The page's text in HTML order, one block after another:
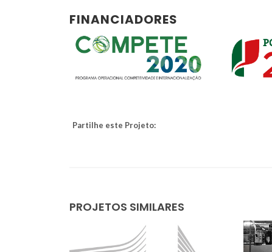
Armando Jorge
Professor Catedrático
FINANCIADORES
Partilhe este Projeto:
PROJETOS SIMILARES